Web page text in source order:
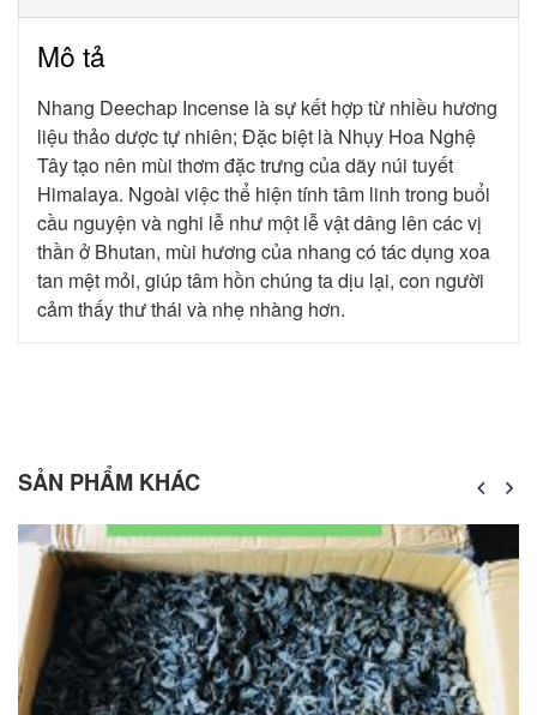
Mô tả
Nhang Deechap Incense là sự kết hợp từ nhiều hương
liệu thảo dược tự nhiên; Đặc biệt là Nhụy Hoa Nghệ
Tây tạo nên mùi thơm đặc trưng của dãy núi tuyết
Himalaya. Ngoài việc thể hiện tính tâm linh trong buổi
cầu nguyện và nghi lễ như một lễ vật dâng lên các vị
thần ở Bhutan, mùi hương của nhang có tác dụng xoa
tan mệt mỏi, giúp tâm hồn chúng ta dịu lại, con người
cảm thấy thư thái và nhẹ nhàng hơn.
SẢN PHẨM KHÁC